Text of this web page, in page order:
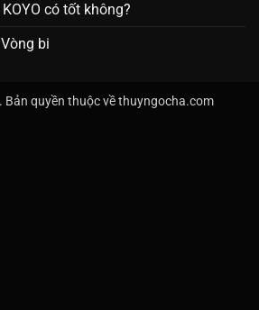
có tốt không?
bi
quyền thuộc về thuyngocha.com